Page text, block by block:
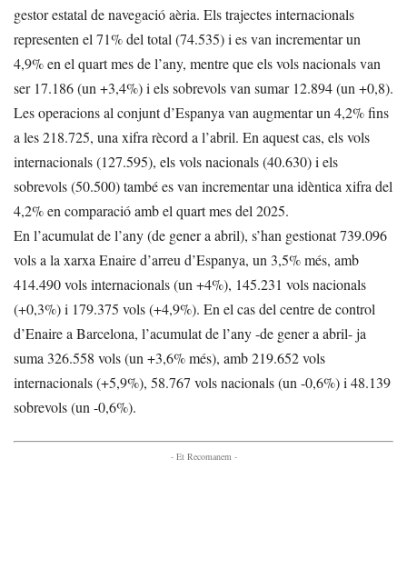
gestor estatal de navegació aèria. Els trajectes internacionals
representen el 71% del total (74.535) i es van incrementar un
4,9% en el quart mes de l’any, mentre que els vols nacionals van
ser 17.186 (un +3,4%) i els sobrevols van sumar 12.894 (un +0,8).
Les operacions al conjunt d’Espanya van augmentar un 4,2% fins
a les 218.725, una xifra rècord a l’abril. En aquest cas, els vols
internacionals (127.595), els vols nacionals (40.630) i els
sobrevols (50.500) també es van incrementar una idèntica xifra del
4,2% en comparació amb el quart mes del 2025.
En l’acumulat de l’any (de gener a abril), s’han gestionat 739.096
vols a la xarxa Enaire d’arreu d’Espanya, un 3,5% més, amb
414.490 vols internacionals (un +4%), 145.231 vols nacionals
(+0,3%) i 179.375 vols (+4,9%). En el cas del centre de control
d’Enaire a Barcelona, l’acumulat de l’any -de gener a abril- ja
suma 326.558 vols (un +3,6% més), amb 219.652 vols
internacionals (+5,9%), 58.767 vols nacionals (un -0,6%) i 48.139
sobrevols (un -0,6%).
- Et Recomanem -